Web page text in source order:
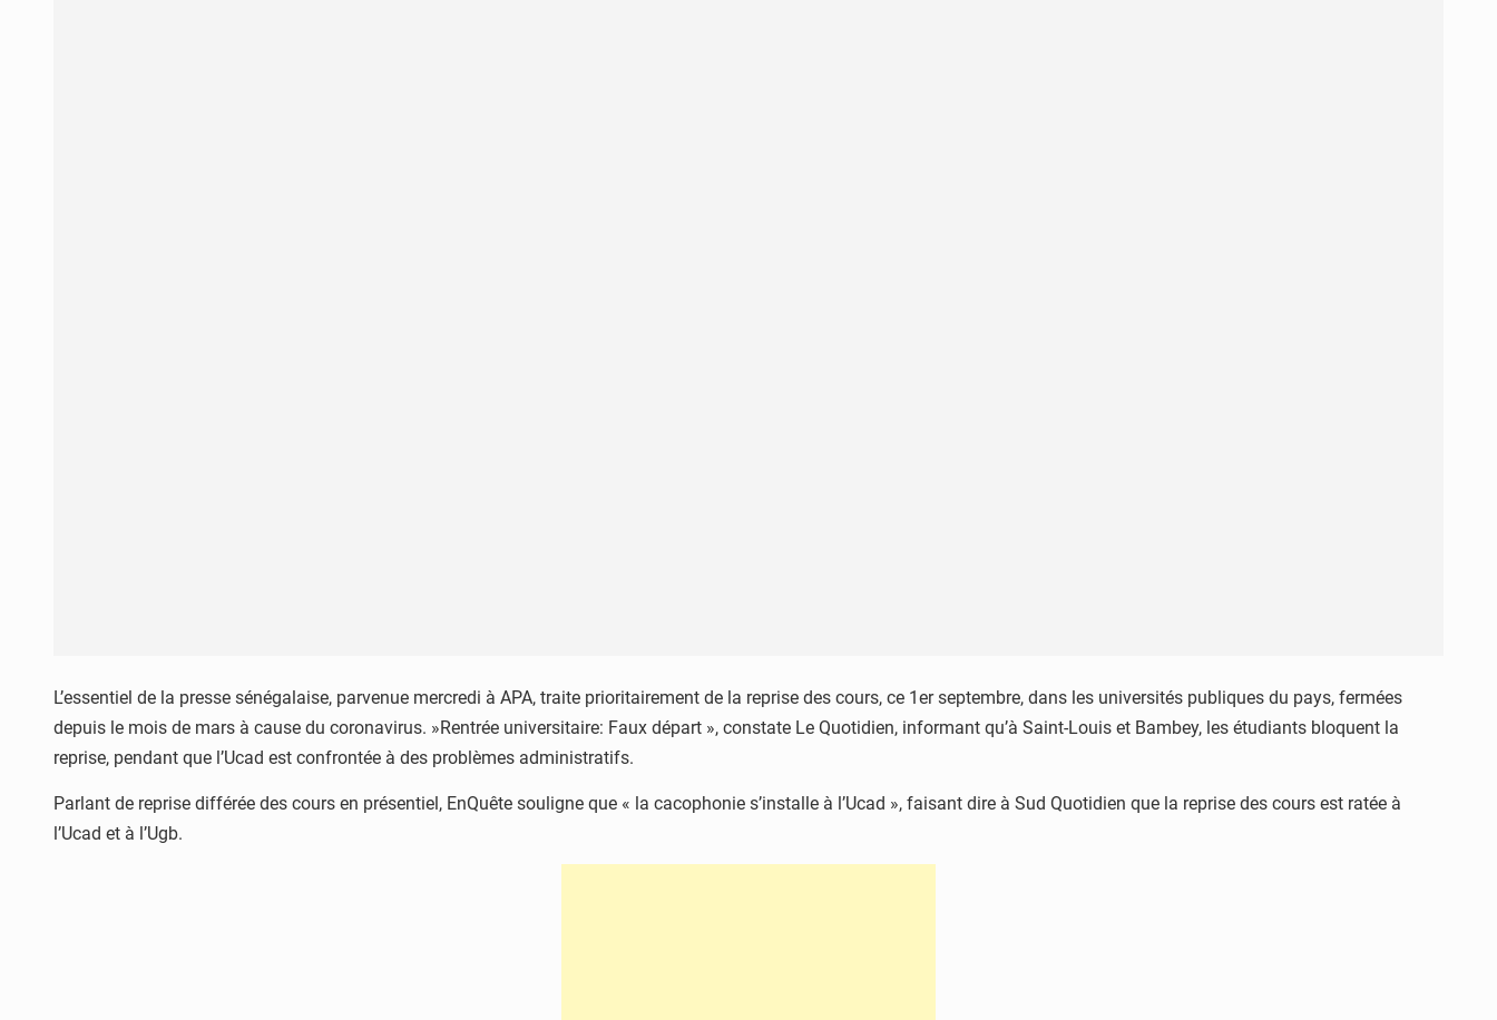
L’essentiel de la presse sénégalaise, parvenue mercredi à APA, traite prioritairement de la reprise des cours, ce 1er septembre, dans les universités publiques du pays, fermées
depuis le mois de mars à cause du coronavirus. »Rentrée universitaire: Faux départ », constate Le Quotidien, informant qu’à Saint-Louis et Bambey, les étudiants bloquent la
reprise, pendant que l’Ucad est confrontée à des problèmes administratifs.
Parlant de reprise différée des cours en présentiel, EnQuête souligne que « la cacophonie s’installe à l’Ucad », faisant dire à Sud Quotidien que la reprise des cours est ratée à
l’Ucad et à l’Ugb.